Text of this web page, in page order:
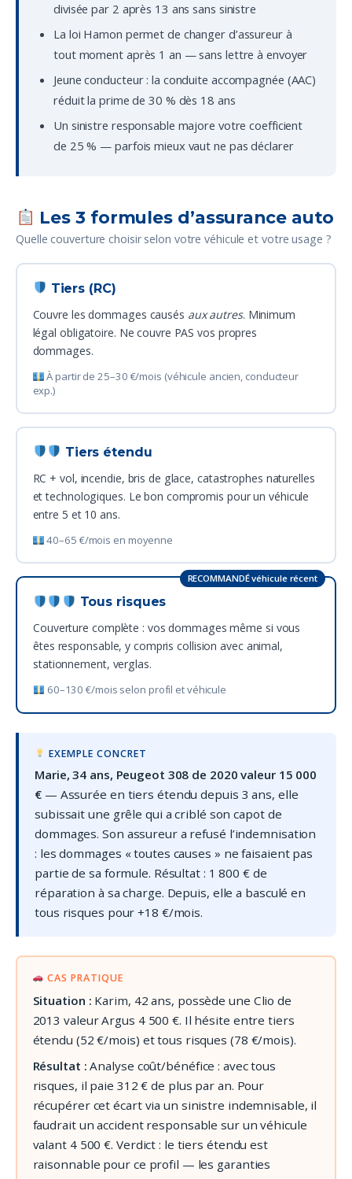
divisée par 2 après 13 ans sans sinistre
La loi Hamon permet de changer d’assureur à
tout moment après 1 an — sans lettre à envoyer
Jeune conducteur : la conduite accompagnée (AAC)
réduit la prime de 30 % dès 18 ans
Un sinistre responsable majore votre coefficient
de 25 % — parfois mieux vaut ne pas déclarer
Les 3 formules d’assurance auto
Quelle couverture choisir selon votre véhicule et votre usage ?
Tiers (RC)
Couvre les dommages causés aux autres. Minimum
légal obligatoire. Ne couvre PAS vos propres
dommages.
À partir de 25–30 €/mois (véhicule ancien, conducteur
exp.)
Tiers étendu
RC + vol, incendie, bris de glace, catastrophes naturelles
et technologiques. Le bon compromis pour un véhicule
entre 5 et 10 ans.
40–65 €/mois en moyenne
RECOMMANDÉ véhicule récent
Tous risques
Couverture complète : vos dommages même si vous
êtes responsable, y compris collision avec animal,
stationnement, verglas.
60–130 €/mois selon profil et véhicule
EXEMPLE CONCRET
Marie, 34 ans, Peugeot 308 de 2020 valeur 15 000
€— Assurée en tiers étendu depuis 3 ans, elle
subissait une grêle qui a criblé son capot de
dommages. Son assureur a refusé l’indemnisation
: les dommages « toutes causes » ne faisaient pas
partie de sa formule. Résultat : 1 800 € de
réparation à sa charge. Depuis, elle a basculé en
tous risques pour +18 €/mois.
CAS PRATIQUE
Situation : Karim, 42 ans, possède une Clio de
2013 valeur Argus 4 500 €. Il hésite entre tiers
étendu (52 €/mois) et tous risques (78 €/mois).
Résultat : Analyse coût/bénéfice : avec tous
risques, il paie 312 € de plus par an. Pour
récupérer cet écart via un sinistre indemnisable, il
faudrait un accident responsable sur un véhicule
valant 4 500 €. Verdict : le tiers étendu est
raisonnable pour ce profil — les garanties